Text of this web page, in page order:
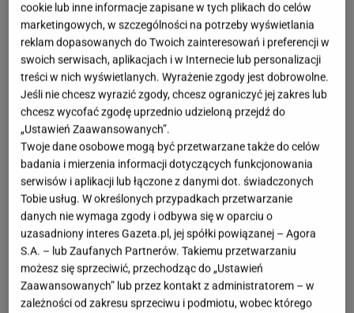
Jesień to czas, w którym warto postawić na
ponadczasowe, wygodne i stylowe elementy
garderoby. Jednym z nich jestszary sweterek –
absolutnymust havesezonu, który z łatwością
dopasujesz do każdej stylizacji. Neutralny kolor
sprawia, że staje się on bazą nie tylko do
codziennych zestawów, ale też do bardziej
eleganckich outfitów.
Szary sweterek – jesienny klasyk, który pasuje do
wszystkiego
Szarość jest niezwykle uniwersalna – świetnie
komponuje się z klasyczną czernią, bielą czy
cookie lub inne informacje zapisane w tych plikach do celów
marketingowych, w szczególności na potrzeby wyświetlania
reklam dopasowanych do Twoich zainteresowań i preferencji w
swoich serwisach, aplikacjach i w Internecie lub personalizacji
treści w nich wyświetlanych. Wyrażenie zgody jest dobrowolne.
Jeśli nie chcesz wyrazić zgody, chcesz ograniczyć jej zakres lub
chcesz wycofać zgodę uprzednio udzieloną przejdź do
„Ustawień Zaawansowanych”.
Twoje dane osobowe mogą być przetwarzane także do celów
badania i mierzenia informacji dotyczących funkcjonowania
serwisów i aplikacji lub łączone z danymi dot. świadczonych
Tobie usług. W określonych przypadkach przetwarzanie
danych nie wymaga zgody i odbywa się w oparciu o
uzasadniony interes Gazeta.pl, jej spółki powiązanej – Agora
S.A. – lub Zaufanych Partnerów. Takiemu przetwarzaniu
możesz się sprzeciwić, przechodząc do „Ustawień
Zaawansowanych” lub przez kontakt z administratorem – w
zależności od zakresu sprzeciwu i podmiotu, wobec którego